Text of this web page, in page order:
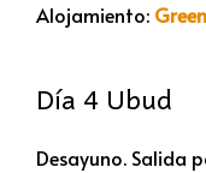
Alojamiento:
Día 4 Ubud
Desayuno. Salida